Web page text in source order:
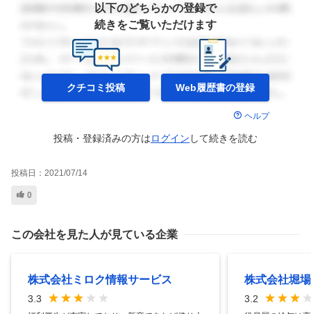
以下のどちらかの登録で
続きをご覧いただけます
クチコミ投稿 Web履歴書の登録
ヘルプ
投稿・登録済みの方はログイン して続きを読む
投稿日： 2021/07/14
0
この会社を見た人が見ている企業
株式会社ミロク情報サービス
3.3
株式会社堀
3.2